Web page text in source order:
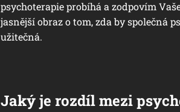
psychoterapie probíhá a zodpovím
jasnější obraz o tom, zda by společná
užitečná.
Jaký je rozdíl mezi